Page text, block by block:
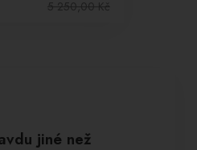
5 250,00Kč
jiné než